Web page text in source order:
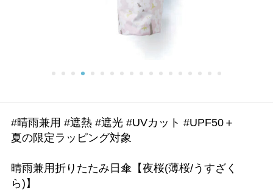
#晴雨兼用 #遮熱 #遮光 #UVカット #UPF50＋
夏の限定ラッピング対象
晴雨兼用折りたたみ日傘【夜桜(薄桜/うすざく
ら)】